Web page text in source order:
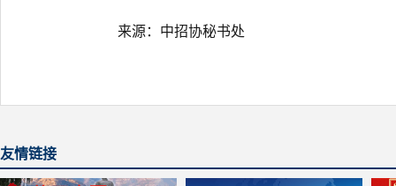
来源：中招协秘书处
友情链接